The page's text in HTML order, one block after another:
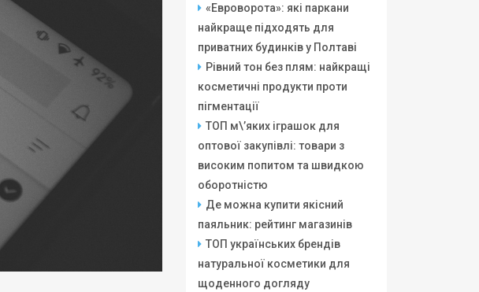
«Евроворота»: які паркани
найкраще підходять для
приватних будинків у Полтаві
Рівний тон без плям: найкращі
косметичні продукти проти
пігментації
ТОП м\’яких іграшок для
оптової закупівлі: товари з
високим попитом та швидкою
оборотністю
Де можна купити якісний
паяльник: рейтинг магазинів
ТОП українських брендів
натуральної косметики для
щоденного догляду